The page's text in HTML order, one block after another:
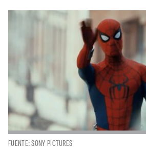
FUENTE: SONY PICTURES